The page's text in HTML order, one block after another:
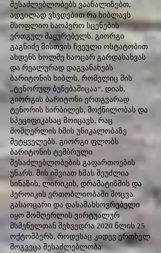
შესაძლებლობებს ვაანალიზებთ,
ადვილად ვხვდებით რა ხიბლავს
მსოფლიო საოპერო სცენების
ერთგულ მაყურებელს. გიორგი
გაგნიძე მისთვის ჩვეული ოსტატობით
ახდენს ხოლმე საოცარ გარდასახვას
და რეალურად დაგვანახებს
ბარიტონის ხიბლს, რომელიც მის
„ტენორულ ბუნებაშიცაა“. დიახ,
გიორგის ბარიტონი ერთგვარად
ტენორის სირბილეს, მოქნილობას და
სპეციფიკასაც მოიცავს, რაც
მომღერლის ხმის უნიკალობაზე
მეტყველებს. გიორგი ფლობს
ბარიტონის ტემბრული
შესაძლებლობების გაფართოების
უნარს. მის იშვიათ ხმას შეუძლია
სინაზის, ლირიკის, დრამატიზმის და
ჰეროიკის ერთობლიობაში მოცვა.
გასაოცარი და დასამახსოვრებელი
იყო მომღერლის ვირტუალურ
მსმენელთან შეხვედრა 2020 წლის 25
ოქტომბერს, როდესაც კიდევ ერთხელ
მოგვეცა შესაძლებლობა